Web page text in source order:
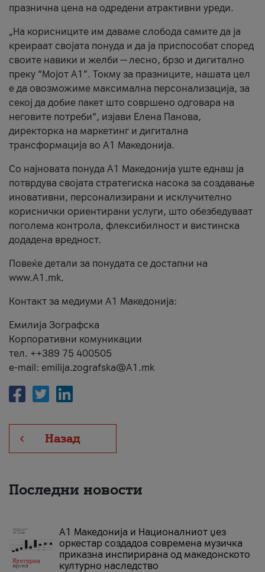
празнична цена на одредени атрактивни уреди.
„На корисниците им даваме слобода самите да ја
креираат својата понуда и да ја приспособат според
своите навики и желби — лесно, брзо и дигитално
преку “Мојот А1”. Токму за празниците, нашата цел
е да овозможиме максимална персонализација, за
секој да добие пакет што совршено одговара на
неговите потреби“, изјави Елена Панова,
директорка на маркетинг и дигитална
трансформација во А1 Македонија.
Со најновата понуда А1 Македонија уште еднаш ја
потврдува својата стратегиска насока за создавање
иновативни, персонализирани и исклучително
кориснички ориентирани услуги, што обезбедуваат
поголема контрола, флексибилност и вистинска
додадена вредност.
Повеќе детали за понудата се достапни на
www.А1.mk.
Контакт за медиуми А1 Македонија:
Емилија Зографска
Корпоративни комуникации
тел. ++389 75 400505
e-mail: emilija.zografska@A1.mk
Назад
Последни новости
А1 Македонија и Националниот џез
оркестар создадоа современа музичка
приказна инспирирана од македонското
културно наследство